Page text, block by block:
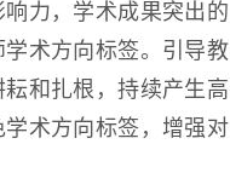
力，学术成果突出的
术方向标签。引导教
和扎根，持续产生高
术方向标签，增强对